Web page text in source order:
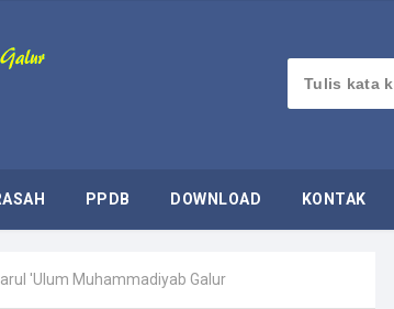
PPDB DOWNLOAD KONTAK
'Ulum Muhammadiyab Galur